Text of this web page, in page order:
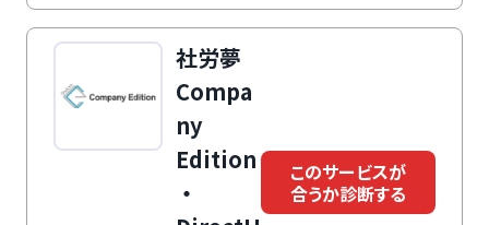
ン、特殊組織の管理、従業員管理、カスタムフィールド
レイアウター、人事施策管理、評価機能、申請承認管
理、ワークフロー、権限管理、一括入力、2次元分析、
者データの蓄積による退職対策など多彩で効果的な機能
を標準搭載。使いやすい人事評価システム「サイレコ」
が攻める人事を実現させます。
社労夢
Compa
ny
Edition
・
このサービスが
合うか診断する